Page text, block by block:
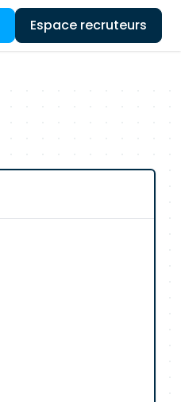
Espace recruteurs